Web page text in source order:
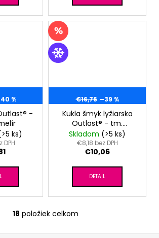
%
-
ks)
DPH
€16,76 –39 %
Kukla šmyk lyžiarska
Outlast® - tm.
citrónová
Skladom (>5 ks)
€8,18 bez DPH
€10,06
DETAIL
O
v
18 položiek celkom